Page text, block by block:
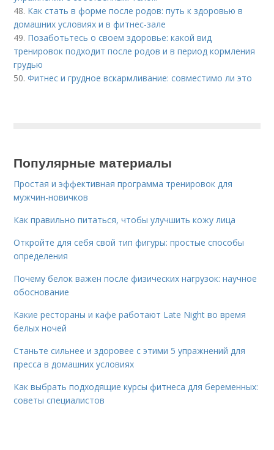
48. Как стать в форме после родов: путь к здоровью в
домашних условиях и в фитнес-зале
49. Позаботьтесь о своем здоровье: какой вид
тренировок подходит после родов и в период кормления
грудью
50.Фитнес и грудное вскармливание: совместимо ли это
Популярные материалы
Простая и эффективная программа тренировок для
мужчин-новичков
Как правильно питаться, чтобы улучшить кожу лица
Откройте для себя свой тип фигуры: простые способы
определения
Почему белок важен после физических нагрузок: научное
обоснование
Какие рестораны и кафе работают Late Night во время
белых ночей
Станьте сильнее и здоровее с этими 5 упражнений для
пресса в домашних условиях
Как выбрать подходящие курсы фитнеса для беременных:
советы специалистов